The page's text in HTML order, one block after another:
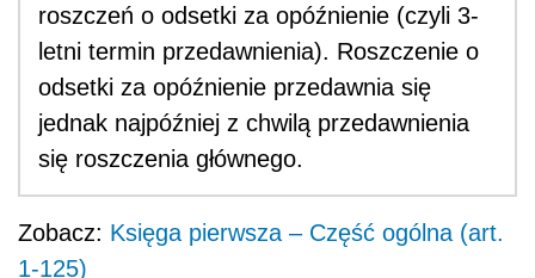
roszczeń o odsetki za opóźnienie (czyli 3-
letni termin przedawnienia). Roszczenie o
odsetki za opóźnienie przedawnia się
jednak najpóźniej z chwilą przedawnienia
się roszczenia głównego.
Zobacz: Księga pierwsza – Część ogólna (art.
1-125)